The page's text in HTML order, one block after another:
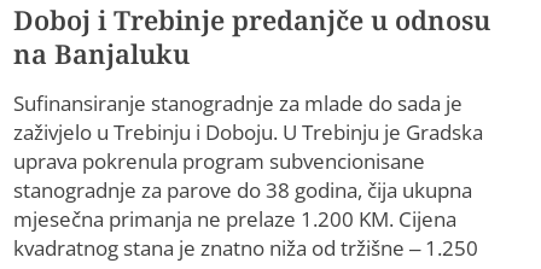
Doboj i Trebinje predanjče u odnosu
na Banjaluku
Sufinansiranje stanogradnje za mlade do sada je
zaživjelo u Trebinju i Doboju. U Trebinju je Gradska
uprava pokrenula program subvencionisane
stanogradnje za parove do 38 godina, čija ukupna
mjesečna primanja ne prelaze 1.200 KM. Cijena
kvadratnog stana je znatno niža od tržišne – 1.250